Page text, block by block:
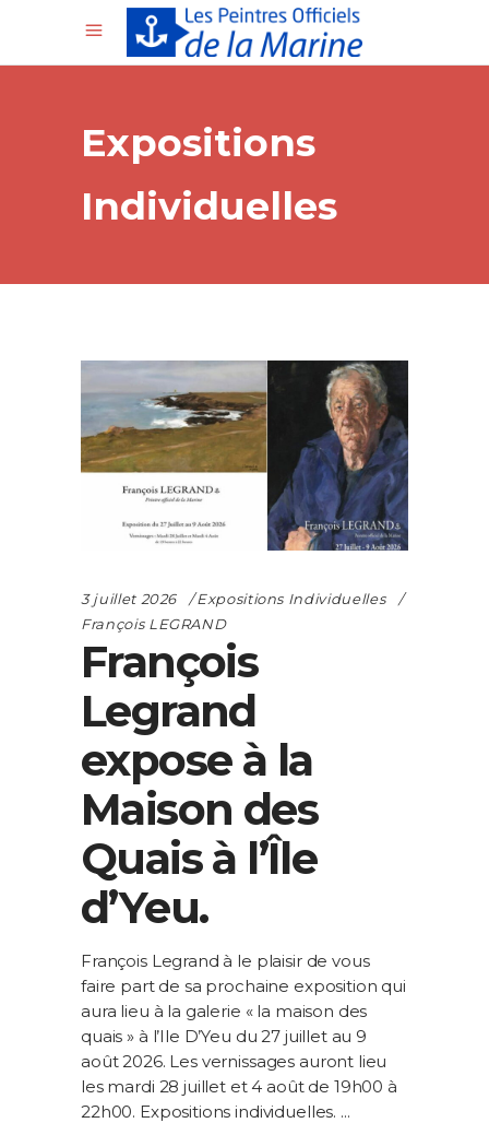
Expositions
Individuelles
3 juillet 2026
Expositions Individuelles
François LEGRAND
François
Legrand
expose à la
Maison des
Quais à l’Île
d’Yeu.
François Legrand à le plaisir de vous
faire part de sa prochaine exposition qui
aura lieu à la galerie « la maison des
quais » à l’Ile D’Yeu du 27 juillet au 9
août 2026. Les vernissages auront lieu
les mardi 28 juillet et 4 août de 19h00 à
22h00. Expositions individuelles.